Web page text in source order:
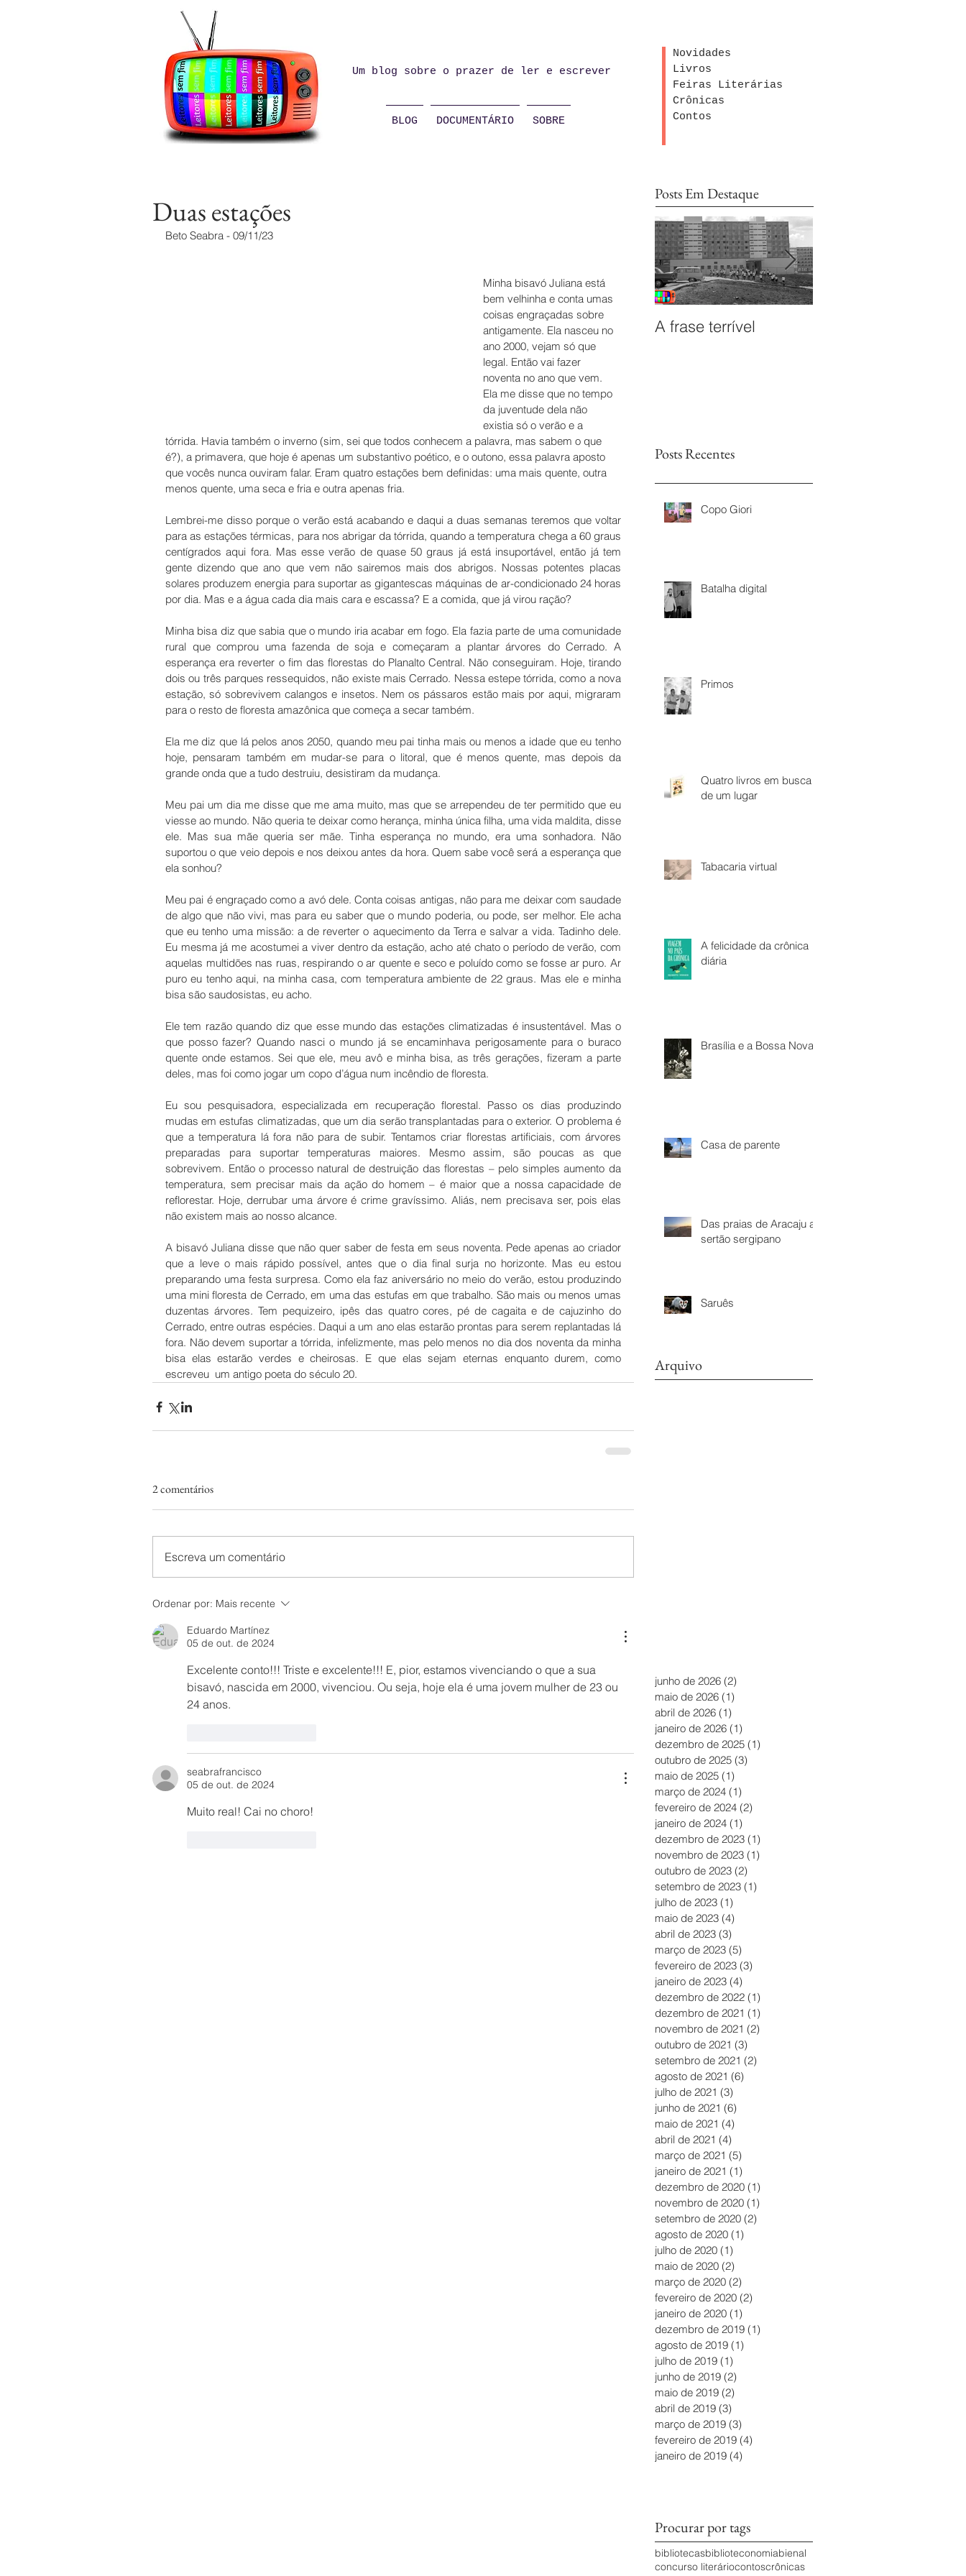
Um blog sobre o prazer de ler e escrever
BLOG DOCUMENTÁRIO SOBRE
Novidades
Livros
Feiras Literárias
Crônicas
Contos
Duas estações
Beto Seabra - 09/11/23
Minha bisavó Juliana está
bem velhinha e conta umas
coisas engraçadas sobre
antigamente. Ela nasceu no
ano 2000, vejam só que
legal. Então vai fazer
noventa no ano que vem.
Ela me disse que no tempo
da juventude dela não
existia só o verão e a
tórrida. Havia também o inverno (sim, sei que todos conhecem a palavra, mas sabem o que
é?), a primavera, que hoje é apenas um substantivo poético, e o outono, essa palavra aposto
que vocês nunca ouviram falar. Eram quatro estações bem definidas: uma mais quente, outra
menos quente, uma seca e fria e outra apenas fria.
Lembrei-me disso porque o verão está acabando e daqui a duas semanas teremos que voltar
para as estações térmicas, para nos abrigar da tórrida, quando a temperatura chega a 60 graus
centígrados aqui fora. Mas esse verão de quase 50 graus já está insuportável, então já tem
gente dizendo que ano que vem não sairemos mais dos abrigos. Nossas potentes placas
solares produzem energia para suportar as gigantescas máquinas de ar-condicionado 24 horas
por dia. Mas e a água cada dia mais cara e escassa? E a comida, que já virou ração?
Minha bisa diz que sabia que o mundo iria acabar em fogo. Ela fazia parte de uma comunidade
rural que comprou uma fazenda de soja e começaram a plantar árvores do Cerrado. A
esperança era reverter o fim das florestas do Planalto Central. Não conseguiram. Hoje, tirando
dois ou três parques ressequidos, não existe mais Cerrado. Nessa estepe tórrida, como a nova
estação, só sobrevivem calangos e insetos. Nem os pássaros estão mais por aqui, migraram
para o resto de floresta amazônica que começa a secar também.
Ela me diz que lá pelos anos 2050, quando meu pai tinha mais ou menos a idade que eu tenho
hoje, pensaram também em mudar-se para o litoral, que é menos quente, mas depois da
grande onda que a tudo destruiu, desistiram da mudança.
Meu pai um dia me disse que me ama muito, mas que se arrependeu de ter permitido que eu
viesse ao mundo. Não queria te deixar como herança, minha única filha, uma vida maldita, disse
ele. Mas sua mãe queria ser mãe. Tinha esperança no mundo, era uma sonhadora. Não
suportou o que veio depois e nos deixou antes da hora. Quem sabe você será a esperança que
ela sonhou?
Meu pai é engraçado como a avó dele. Conta coisas antigas, não para me deixar com saudade
de algo que não vivi, mas para eu saber que o mundo poderia, ou pode, ser melhor. Ele acha
que eu tenho uma missão: a de reverter o aquecimento da Terra e salvar a vida. Tadinho dele.
Eu mesma já me acostumei a viver dentro da estação, acho até chato o período de verão, com
aquelas multidões nas ruas, respirando o ar quente e seco e poluído como se fosse ar puro. Ar
puro eu tenho aqui, na minha casa, com temperatura ambiente de 22 graus. Mas ele e minha
bisa são saudosistas, eu acho.
Ele tem razão quando diz que esse mundo das estações climatizadas é insustentável. Mas o
que posso fazer? Quando nasci o mundo já se encaminhava perigosamente para o buraco
quente onde estamos. Sei que ele, meu avô e minha bisa, as três gerações, fizeram a parte
deles, mas foi como jogar um copo d’água num incêndio de floresta.
Eu sou pesquisadora, especializada em recuperação florestal. Passo os dias produzindo
mudas em estufas climatizadas, que um dia serão transplantadas para o exterior. O problema é
que a temperatura lá fora não para de subir. Tentamos criar florestas artificiais, com árvores
preparadas para suportar temperaturas maiores. Mesmo assim, são poucas as que
sobrevivem. Então o processo natural de destruição das florestas – pelo simples aumento da
temperatura, sem precisar mais da ação do homem – é maior que a nossa capacidade de
reflorestar. Hoje, derrubar uma árvore é crime gravíssimo. Aliás, nem precisava ser, pois elas
não existem mais ao nosso alcance.
A bisavó Juliana disse que não quer saber de festa em seus noventa. Pede apenas ao criador
que a leve o mais rápido possível, antes que o dia final surja no horizonte. Mas eu estou
preparando uma festa surpresa. Como ela faz aniversário no meio do verão, estou produzindo
uma mini floresta de Cerrado, em uma das estufas em que trabalho. São mais ou menos umas
duzentas árvores. Tem pequizeiro, ipês das quatro cores, pé de cagaita e de cajuzinho do
Cerrado, entre outras espécies. Daqui a um ano elas estarão prontas para serem replantadas lá
fora. Não devem suportar a tórrida, infelizmente, mas pelo menos no dia dos noventa da minha
bisa elas estarão verdes e cheirosas. E que elas sejam eternas enquanto durem, como
escreveu  um antigo poeta do século 20.
2 comentários
Escreva um comentário
Ordenar por: Mais recente
Eduardo Martínez
05 de out. de 2024
Excelente conto!!! Triste e excelente!!! E, pior, estamos vivenciando o que a sua
bisavó, nascida em 2000, vivenciou. Ou seja, hoje ela é uma jovem mulher de 23 ou
24 anos.
seabrafrancisco
05 de out. de 2024
Muito real! Cai no choro!
Posts Em Destaque
A frase terrível
Posts Recentes
Copo Giori
Batalha digital
Primos
Quatro livros em busca
de um lugar
Tabacaria virtual
A felicidade da crônica
diária
Brasília e a Bossa Nova*
Casa de parente
Das praias de Aracaju ao
sertão sergipano
Saruês
Arquivo
junho de 2026 (2)
maio de 2026 (1)
abril de 2026 (1)
janeiro de 2026 (1)
dezembro de 2025 (1)
outubro de 2025 (3)
maio de 2025 (1)
março de 2024 (1)
fevereiro de 2024 (2)
janeiro de 2024 (1)
dezembro de 2023 (1)
novembro de 2023 (1)
outubro de 2023 (2)
setembro de 2023 (1)
julho de 2023 (1)
maio de 2023 (4)
abril de 2023 (3)
março de 2023 (5)
fevereiro de 2023 (3)
janeiro de 2023 (4)
dezembro de 2022 (1)
dezembro de 2021 (1)
novembro de 2021 (2)
outubro de 2021 (3)
setembro de 2021 (2)
agosto de 2021 (6)
julho de 2021 (3)
junho de 2021 (6)
maio de 2021 (4)
abril de 2021 (4)
março de 2021 (5)
janeiro de 2021 (1)
dezembro de 2020 (1)
novembro de 2020 (1)
setembro de 2020 (2)
agosto de 2020 (1)
julho de 2020 (1)
maio de 2020 (2)
março de 2020 (2)
fevereiro de 2020 (2)
janeiro de 2020 (1)
dezembro de 2019 (1)
agosto de 2019 (1)
julho de 2019 (1)
junho de 2019 (2)
maio de 2019 (2)
abril de 2019 (3)
março de 2019 (3)
fevereiro de 2019 (4)
janeiro de 2019 (4)
Procurar por tags
bibliotecasbiblioteconomiabienal
concurso literáriocontoscrônicas